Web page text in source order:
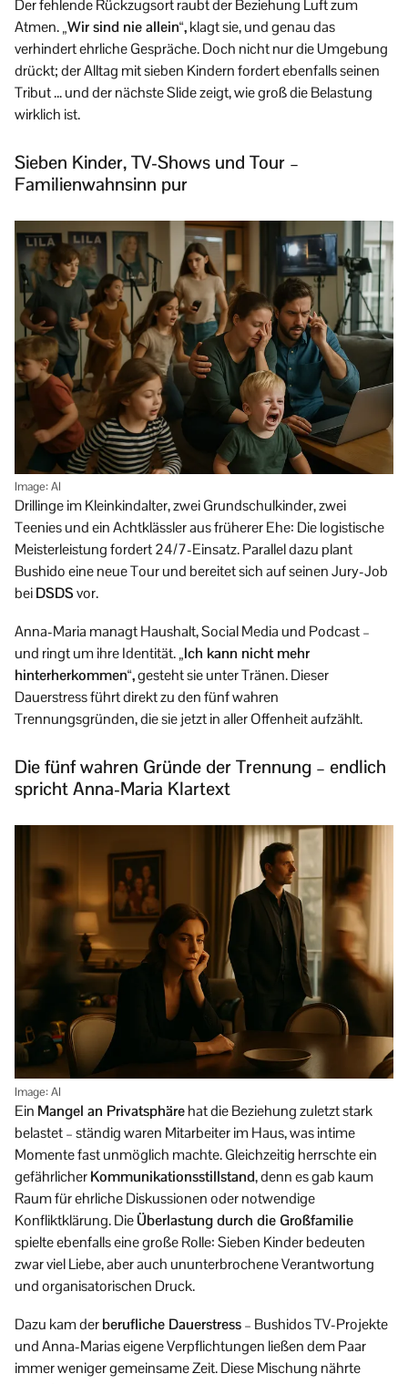
Der fehlende Rückzugsort raubt der Beziehung Luft zum
Atmen.„Wir sind nie allein“,klagt sie, und genau das
verhindert ehrliche Gespräche. Doch nicht nur die Umgebung
drückt; der Alltag mit sieben Kindern fordert ebenfalls seinen
Tribut … und der nächste Slide zeigt, wie groß die Belastung
wirklich ist.
Sieben Kinder, TV-Shows und Tour –
Familienwahnsinn pur
Image: AI
Drillinge im Kleinkindalter, zwei Grundschulkinder, zwei
Teenies und ein Achtklässler aus früherer Ehe: Die logistische
Meisterleistung fordert 24/7-Einsatz. Parallel dazu plant
Bushido eine neue Tour und bereitet sich auf seinen Jury-Job
beiDSDSvor.
Anna-Maria managt Haushalt, Social Media und Podcast –
und ringt um ihre Identität.„Ich kann nicht mehr
hinterherkommen“,gesteht sie unter Tränen. Dieser
Dauerstress führt direkt zu den fünf wahren
Trennungsgründen, die sie jetzt in aller Offenheit aufzählt.
Die fünf wahren Gründe der Trennung – endlich
spricht Anna-Maria Klartext
Image: AI
Ein Mangel an Privatsphärehat die Beziehung zuletzt stark
belastet – ständig waren Mitarbeiter im Haus, was intime
Momente fast unmöglich machte. Gleichzeitig herrschte ein
gefährlicherKommunikationsstillstand, denn es gab kaum
Raum für ehrliche Diskussionen oder notwendige
Konfliktklärung. DieÜberlastung durch die Großfamilie
spielte ebenfalls eine große Rolle: Sieben Kinder bedeuten
zwar viel Liebe, aber auch ununterbrochene Verantwortung
und organisatorischen Druck.
Dazu kam derberufliche Dauerstress– Bushidos TV-Projekte
und Anna-Marias eigene Verpflichtungen ließen dem Paar
immer weniger gemeinsame Zeit. Diese Mischung nährte